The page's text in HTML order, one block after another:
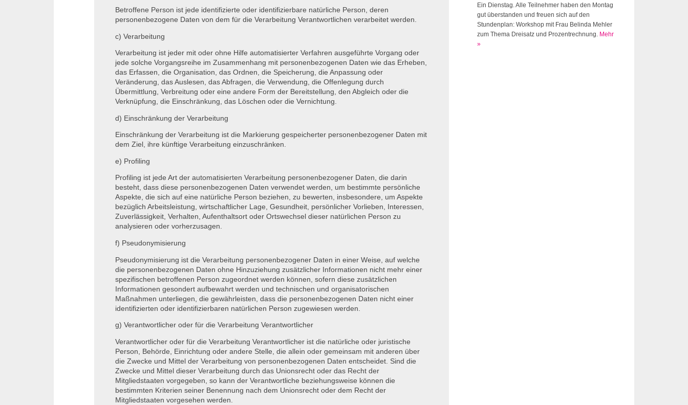
Betroffene Person ist jede identifizierte oder identifizierbare natürliche Person, deren
personenbezogene Daten von dem für die Verarbeitung Verantwortlichen verarbeitet werden.
c) Verarbeitung
Verarbeitung ist jeder mit oder ohne Hilfe automatisierter Verfahren ausgeführte Vorgang oder
jede solche Vorgangsreihe im Zusammenhang mit personenbezogenen Daten wie das Erheben,
das Erfassen, die Organisation, das Ordnen, die Speicherung, die Anpassung oder
Veränderung, das Auslesen, das Abfragen, die Verwendung, die Offenlegung durch
Übermittlung, Verbreitung oder eine andere Form der Bereitstellung, den Abgleich oder die
Verknüpfung, die Einschränkung, das Löschen oder die Vernichtung.
d) Einschränkung der Verarbeitung
Einschränkung der Verarbeitung ist die Markierung gespeicherter personenbezogener Daten mit
dem Ziel, ihre künftige Verarbeitung einzuschränken.
e) Profiling
Profiling ist jede Art der automatisierten Verarbeitung personenbezogener Daten, die darin
besteht, dass diese personenbezogenen Daten verwendet werden, um bestimmte persönliche
Aspekte, die sich auf eine natürliche Person beziehen, zu bewerten, insbesondere, um Aspekte
bezüglich Arbeitsleistung, wirtschaftlicher Lage, Gesundheit, persönlicher Vorlieben, Interessen,
Zuverlässigkeit, Verhalten, Aufenthaltsort oder Ortswechsel dieser natürlichen Person zu
analysieren oder vorherzusagen.
f) Pseudonymisierung
Pseudonymisierung ist die Verarbeitung personenbezogener Daten in einer Weise, auf welche
die personenbezogenen Daten ohne Hinzuziehung zusätzlicher Informationen nicht mehr einer
spezifischen betroffenen Person zugeordnet werden können, sofern diese zusätzlichen
Informationen gesondert aufbewahrt werden und technischen und organisatorischen
Maßnahmen unterliegen, die gewährleisten, dass die personenbezogenen Daten nicht einer
identifizierten oder identifizierbaren natürlichen Person zugewiesen werden.
g) Verantwortlicher oder für die Verarbeitung Verantwortlicher
Verantwortlicher oder für die Verarbeitung Verantwortlicher ist die natürliche oder juristische
Person, Behörde, Einrichtung oder andere Stelle, die allein oder gemeinsam mit anderen über
die Zwecke und Mittel der Verarbeitung von personenbezogenen Daten entscheidet. Sind die
Zwecke und Mittel dieser Verarbeitung durch das Unionsrecht oder das Recht der
Mitgliedstaaten vorgegeben, so kann der Verantwortliche beziehungsweise können die
bestimmten Kriterien seiner Benennung nach dem Unionsrecht oder dem Recht der
Mitgliedstaaten vorgesehen werden.
Ein Dienstag. Alle Teilnehmer haben den Montag
gut überstanden und freuen sich auf den
Stundenplan: Workshop mit Frau Belinda Mehler
zum Thema Dreisatz und Prozentrechnung. Mehr
»